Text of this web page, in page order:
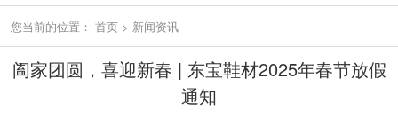
您当前的位置： 首页 > 新闻资讯
阖家团圆，喜迎新春 | 东宝鞋材2025年春节放假
通知